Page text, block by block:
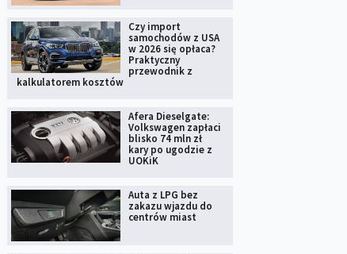
Czy import
samochodów z USA
w 2026 się opłaca?
Praktyczny
przewodnik z
kalkulatorem kosztów
Afera Dieselgate:
Volkswagen zapłaci
blisko 74 mln zł
kary po ugodzie z
UOKiK
Auta z LPG bez
zakazu wjazdu do
centrów miast